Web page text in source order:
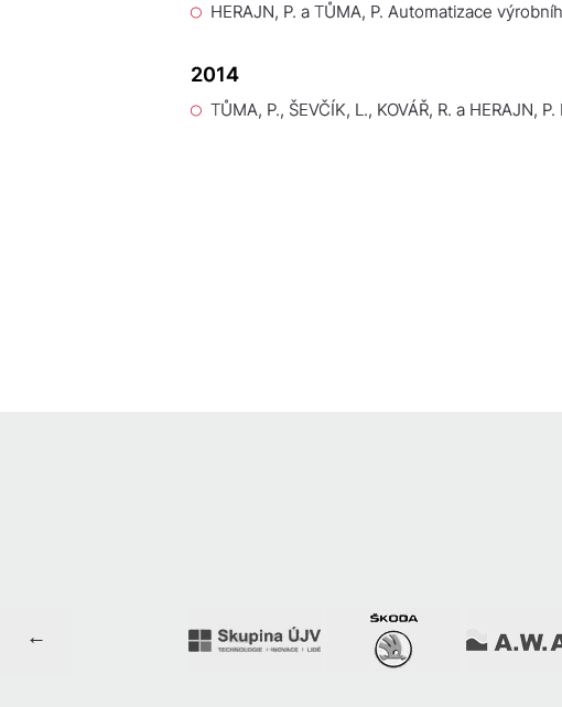
HERAJN, P. a TŮMA, P. Automatizace
2014
TŮMA, P., ŠEVČÍK, L., KOVÁŘ, R. a HERAJN, P.